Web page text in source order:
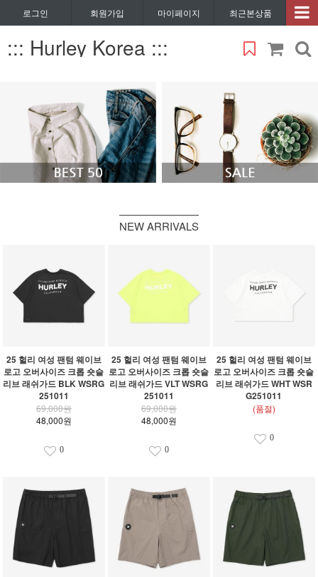
로그인 회원가입 마이페이지 최근본상품
::: Hurley Korea :::
NEW ARRIVALS
25 헐리 여성 팬텀 웨이브
로고 오버사이즈 크롭 숏슬
리브 래쉬가드 BLK WSRG
251011
69,000원
48,000원
0
25 헐리 여성 팬텀 웨이브
로고 오버사이즈 크롭 숏슬
리브 래쉬가드 VLT WSRG
251011
69,000원
48,000원
0
25 헐리 여성 팬텀 웨이브
로고 오버사이즈 크롭 숏슬
리브 래쉬가드 WHT WSR
G251011
(품절)
0